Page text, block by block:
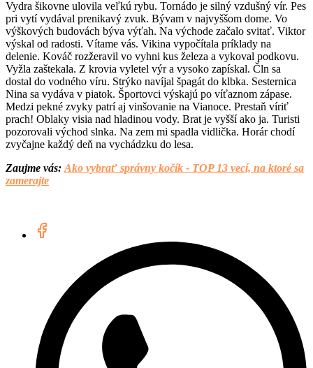
Vydra šikovne ulovila veľkú rybu. Tornádo je silný vzdušný vír. Pes
pri vytí vydával prenikavý zvuk. Bývam v najvyššom dome. Vo
výškových budovách býva výťah. Na východe začalo svitať. Viktor
výskal od radosti. Vítame vás. Vikina vypočítala príklady na
delenie. Kováč rozžeravil vo vyhni kus železa a vykoval podkovu.
Vyžla zaštekala. Z krovia vyletel výr a vysoko zapískal. Čln sa
dostal do vodného víru. Strýko navíjal špagát do klbka. Sesternica
Nina sa vydáva v piatok. Športovci výskajú po víťaznom zápase.
Medzi pekné zvyky patrí aj vinšovanie na Vianoce. Prestaň víriť
prach! Oblaky visia nad hladinou vody. Brat je vyšší ako ja. Turisti
pozorovali východ slnka. Na zem mi spadla vidlička. Horár chodí
zvyčajne každý deň na vychádzku do lesa.
Zaujme vás: Ako vybrať správny kočík - TOP 13 vecí, na ktoré sa
zamerajte